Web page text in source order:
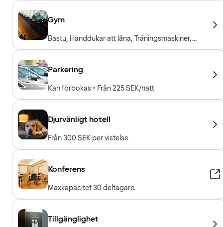
Gym
Bastu, Handdukar att låna, Träningsmaskiner,
Fria vikter
Parkering
Kan förbokas • Från 225 SEK/natt
Djurvänligt hotell
Från 300 SEK per vistelse
Konferens
Maxkapacitet 30 deltagare.
Tillgänglighet